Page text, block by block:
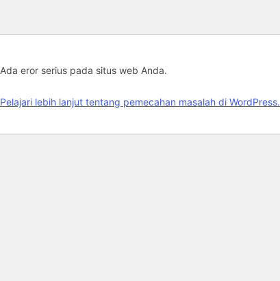
Ada eror serius pada situs web Anda.
Pelajari lebih lanjut tentang pemecahan masalah di WordPress.